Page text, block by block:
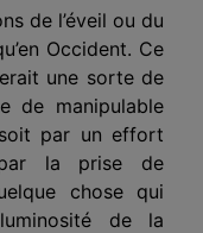
de l’éveil ou du
Occident. Ce
une sorte de
de manipulable
soit par un effort
par la prise de
chose qui
de la